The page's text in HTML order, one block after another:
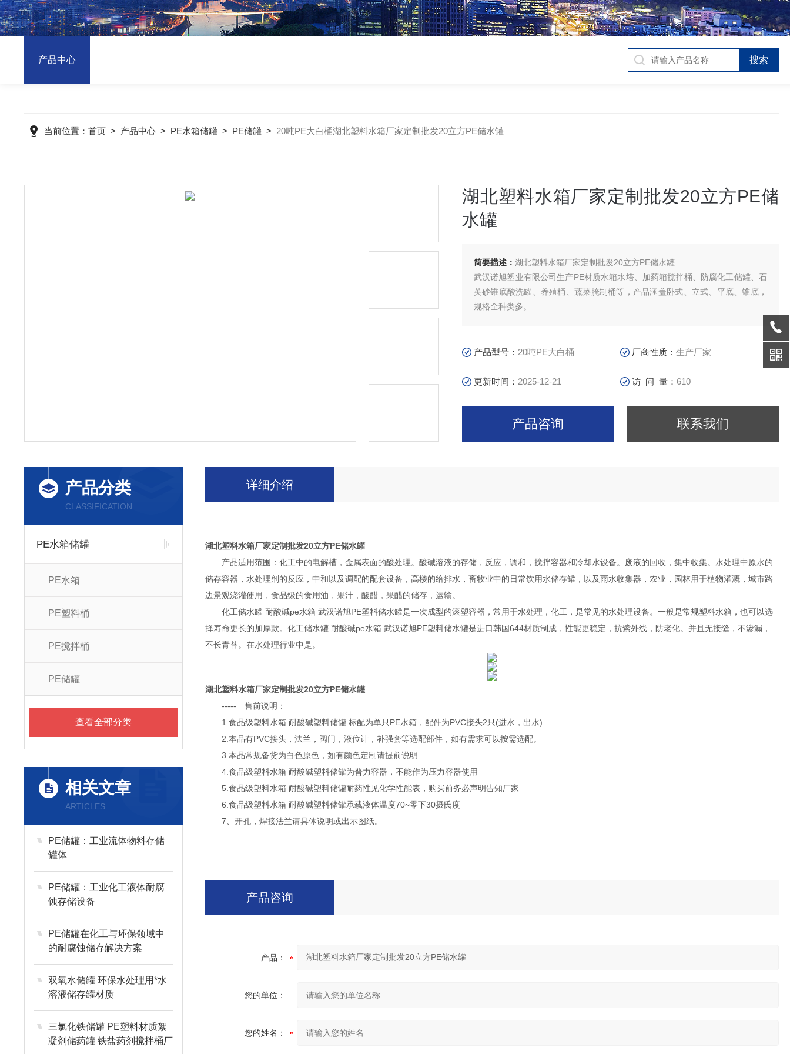
产品中心
当前位置： 首页> 产品中心> PE水箱储罐> PE储罐> 20吨PE大白桶湖北塑料水箱厂家定制批发20立方PE储水罐
湖北塑料水箱厂家定制批发20立方PE储
水罐
简要描述： 湖北塑料水箱厂家定制批发20立方PE储水罐
武汉诺旭塑业有限公司生产PE材质水箱水塔、加药箱搅拌桶、防腐化工储罐、石
英砂锥底酸洗罐、养殖桶、蔬菜腌制桶等，产品涵盖卧式、立式、平底、锥底，
规格全种类多。
周转箱，环保卫生等多种行业中得到广泛应用。
产品型号： 20吨PE大白桶 厂商性质：生产厂家
更新时间： 2025-12-21 访 问 量：610
产品咨询 联系我们
产品分类
CLASSIFICATION
PE水箱储罐
PE水箱
PE塑料桶
PE搅拌桶
PE储罐
查看全部分类
相关文章
ARTICLES
PE储罐：工业流体物料存储
罐体
PE储罐：工业化工液体耐腐
蚀存储设备
PE储罐在化工与环保领域中
的耐腐蚀储存解决方案
双氧水储罐 环保水处理用*水
溶液储存罐材质
三氯化铁储罐 PE塑料材质絮
凝剂储药罐 铁盐药剂搅拌桶厂
详细介绍
湖北塑料水箱厂家定制批发20立方PE储水罐
产品适用范围：化工中的电解槽，金属表面的酸处理。酸碱溶液的存储，反应，调和，搅拌容器和冷却水设备。废液的回收，集中收集。水处理中原水的
储存容器，水处理剂的反应，中和以及调配的配套设备，高楼的给排水，畜牧业中的日常饮用水储存罐，以及雨水收集器，农业，园林用于植物灌溉，城市路
边景观浇灌使用，食品级的食用油，果汁，酸醋，果醋的储存，运输。
化工储水罐 耐酸碱pe水箱 武汉诺旭PE塑料储水罐是一次成型的滚塑容器，常用于水处理，化工，是常见的水处理设备。一般是常规塑料水箱，也可以选
择寿命更长的加厚款。化工储水罐 耐酸碱pe水箱 武汉诺旭PE塑料储水罐是进口韩国644材质制成，性能更稳定，抗紫外线，防老化。并且无接缝，不渗漏，
不长青苔。在水处理行业中是。
湖北塑料水箱厂家定制批发20立方PE储水罐
----- 售前说明：
1.食品级塑料水箱 耐酸碱塑料储罐 标配为单只PE水箱，配件为PVC接头2只(进水，出水)
2.本品有PVC接头，法兰，阀门，液位计，补强套等选配部件，如有需求可以按需选配。
3.本品常规备货为白色原色，如有颜色定制请提前说明
4.食品级塑料水箱 耐酸碱塑料储罐为普力容器，不能作为压力容器使用
5.食品级塑料水箱 耐酸碱塑料储罐耐药性见化学性能表，购买前务必声明告知厂家
6.食品级塑料水箱 耐酸碱塑料储罐承载液体温度70~零下30摄氏度
7、开孔，焊接法兰请具体说明或出示图纸。
产品咨询
产品：
您的单位：
您的姓名：